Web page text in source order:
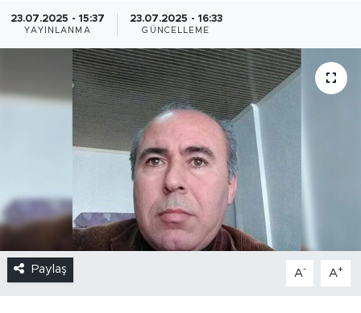
23.07.2025 - 15:37
YAYINLANMA
23.07.2025 - 16:33
GÜNCELLEME
Paylaş A- A+